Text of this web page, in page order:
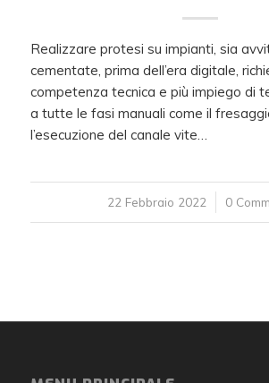
Realizzare protesi su impianti, sia
cementate, prima dell’era digitale,
competenza tecnica e più impiego di
a tutte le fasi manuali come il
l’esecuzione del canale vite…
22 Febbraio 2022
/ 0